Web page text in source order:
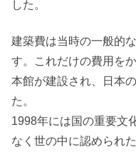
した。
建築費は当時の一般的
す。これだけの費用を
本館が建設され、日本
た。
1998年には国の重要文
なく世の中に認められ